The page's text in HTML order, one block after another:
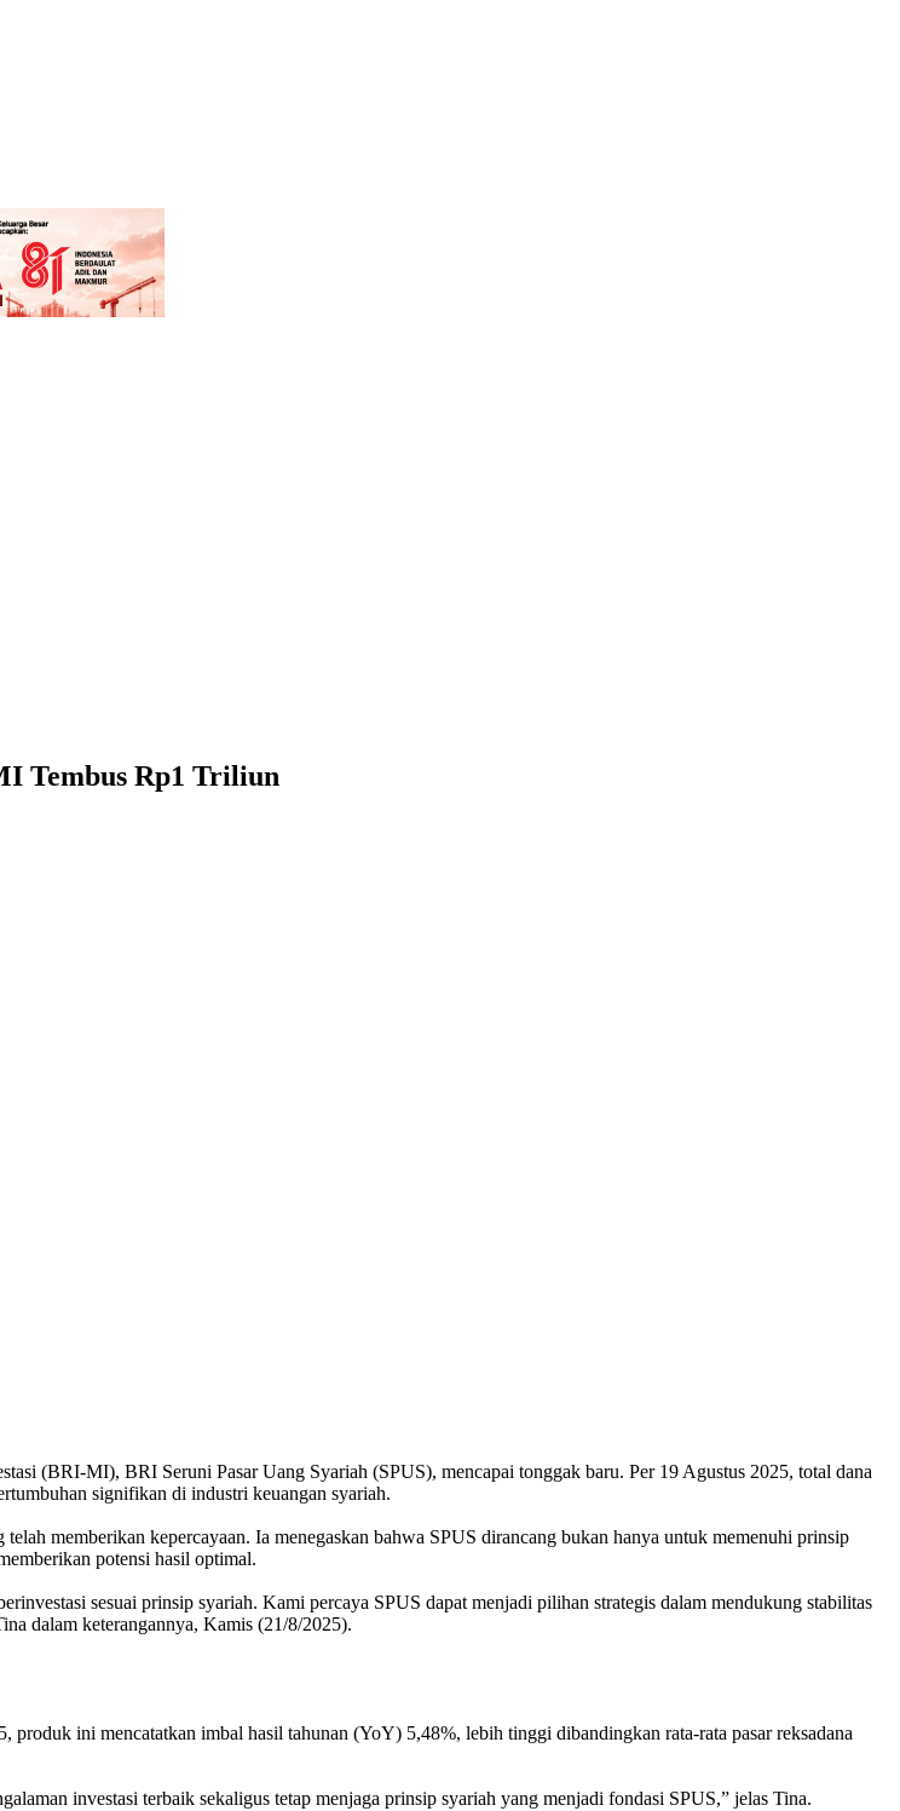
Tembus Rp1 Triliun
(BRI-MI), BRI Seruni Pasar Uang Syariah (SPUS), mencapai tonggak baru. Per 19 Agustus 2025, total dana
signifikan di industri keuangan syariah.
memberikan kepercayaan. Ia menegaskan bahwa SPUS dirancang bukan hanya untuk memenuhi prinsip
potensi hasil optimal.
sesuai prinsip syariah. Kami percaya SPUS dapat menjadi pilihan strategis dalam mendukung stabilitas
dalam keterangannya, Kamis (21/8/2025).
ini mencatatkan imbal hasil tahunan (YoY) 5,48%, lebih tinggi dibandingkan rata-rata pasar reksadana
investasi terbaik sekaligus tetap menjaga prinsip syariah yang menjadi fondasi SPUS,” jelas Tina.